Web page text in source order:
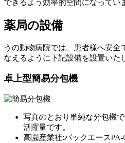
できるよう効率的空間になってい
薬局の設備
うの動物病院では、患者様へ安全
なえるように下記設備を設置いた
卓上型簡易分包機
写真のとおり単純な分包機
活躍量です。
高園産業社:パックエースPA-